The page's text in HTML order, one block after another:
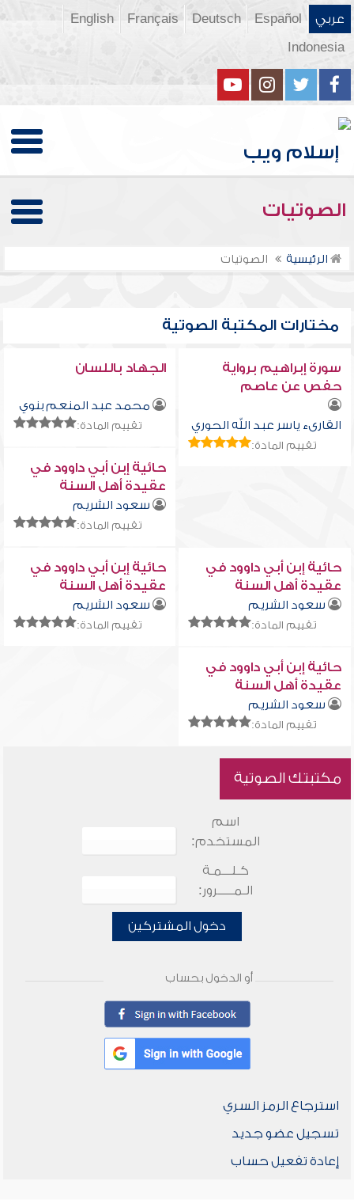
عربي Español
Deutsch
Français
English
Indonesia
الصوتيات
الرئيسية الصوتيات
مختارات المكتبة الصوتية
سورة إبراهيم برواية
حفص عن عاصم
القارىء ياسر عبد الله الحوري
تقييم المادة:
الجهاد باللسان
محمد عبد المنعم بنوي
تقييم المادة:
حائية إبن أبي داوود في
عقيدة أهل السنة
والجماعة الدرس الثامن
سعود الشريم
تقييم المادة:
حائية إبن أبي داوود في
عقيدة أهل السنة
والجماعة الدرس التاسع
سعود الشريم
تقييم المادة:
حائية إبن أبي داوود في
عقيدة أهل السنة
والجماعة الدرس العاشر
سعود الشريم
تقييم المادة:
حائية إبن أبي داوود في
عقيدة أهل السنة
والجماعة الدرس الحادي
عشر
سعود الشريم
تقييم المادة:
مكتبتك الصوتية
اسم
المستخدم:
كـلـــمـة
الـمـــــرور:
دخول المشتركين
أو الدخول بحساب
استرجاع الرمز السري
تسجيل عضو جديد
إعادة تفعيل حساب